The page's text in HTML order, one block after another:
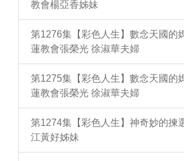
教會楊亞香姊妹
第1276集【彩色人生】數念天國的
蓮教會張榮光 徐淑華夫婦
第1275集【彩色人生】數念天國的
蓮教會張榮光 徐淑華夫婦
第1274集【彩色人生】神奇妙的揀
江黃好姊妹